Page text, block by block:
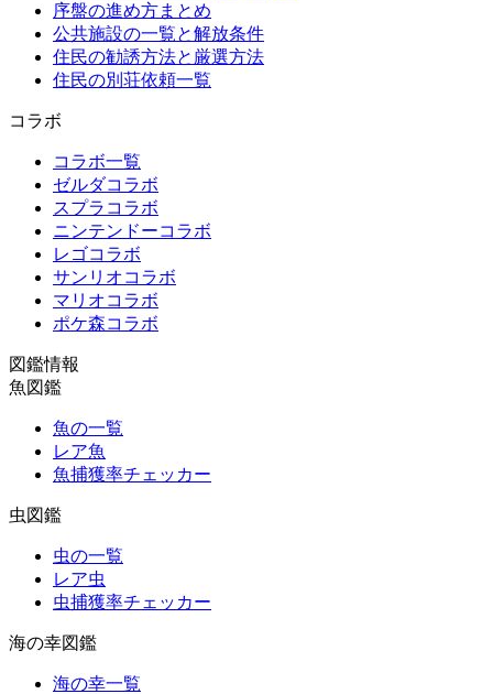
序盤の進め方まとめ
公共施設の一覧と解放条件
住民の勧誘方法と厳選方法
住民の別荘依頼一覧
コラボ
コラボ一覧
ゼルダコラボ
スプラコラボ
ニンテンドーコラボ
レゴコラボ
サンリオコラボ
マリオコラボ
ポケ森コラボ
図鑑情報
魚図鑑
魚の一覧
レア魚
魚捕獲率チェッカー
虫図鑑
虫の一覧
レア虫
虫捕獲率チェッカー
海の幸図鑑
海の幸一覧